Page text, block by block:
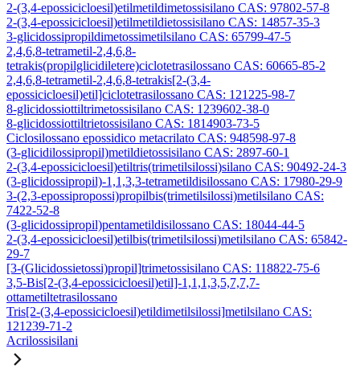
2-(3,4-epossicicloesil)etilmetildimetossisilano CAS: 97802-57-8
2-(3,4-epossicicloesil)etilmetildietossisilano CAS: 14857-35-3
3-glicidossipropildimetossimetilsilano CAS: 65799-47-5
2,4,6,8-tetrametil-2,4,6,8-
tetrakis(propilglicidiletere)ciclotetrasilossano CAS: 60665-85-2
2,4,6,8-tetrametil-2,4,6,8-tetrakis[2-(3,4-
epossicicloesil)etil]ciclotetrasilossano CAS: 121225-98-7
8-glicidossiottiltrimetossisilano CAS: 1239602-38-0
8-glicidossiottiltrietossisilano CAS: 1814903-73-5
Ciclosilossano epossidico metacrilato CAS: 948598-97-8
(3-glicidilossipropil)metildietossisilano CAS: 2897-60-1
2-(3,4-epossicicloesil)etiltris(trimetilsilossi)silano CAS: 90492-24-3
(3-glicidossipropil)-1,1,3,3-tetrametildisilossano CAS: 17980-29-9
3-(2,3-epossipropossi)propilbis(trimetilsilossi)metilsilano CAS:
7422-52-8
(3-glicidossipropil)pentametildisilossano CAS: 18044-44-5
2-(3,4-epossicicloesil)etilbis(trimetilsilossi)metilsilano CAS: 65842-
29-7
[3-(Glicidossietossi)propil]trimetossisilano CAS: 118822-75-6
3,5-Bis[2-(3,4-epossicicloesil)etil]-1,1,1,3,5,7,7,7-
ottametiltetrasilossano
Tris[2-(3,4-epossicicloesil)etildimetilsilossi]metilsilano CAS:
121239-71-2
Acrilossisilani